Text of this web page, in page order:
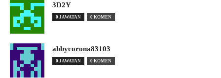
3D2Y
0 JAWATAN 0 KOMEN
abbycorona83103
0 JAWATAN 0 KOMEN